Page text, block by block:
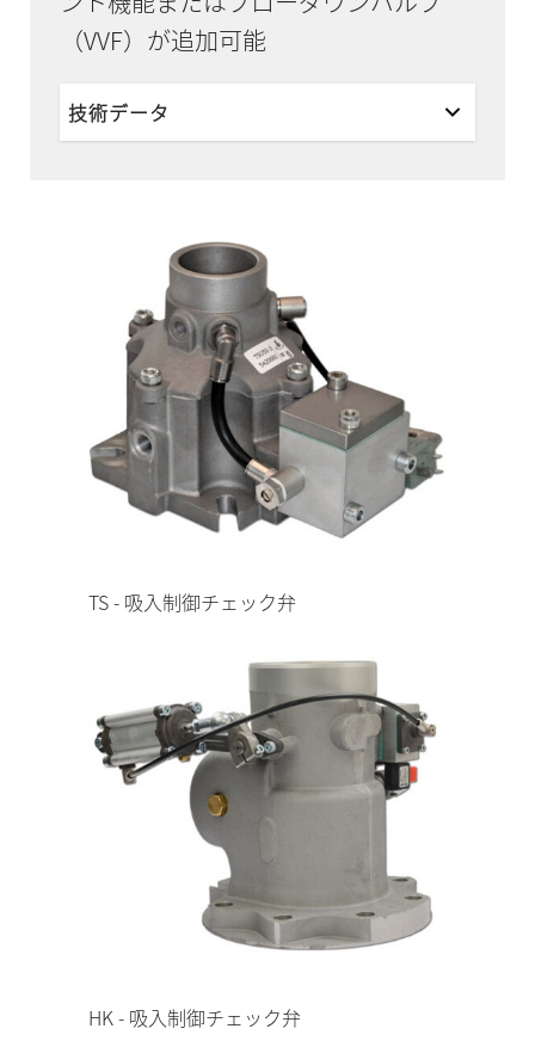
（VVF）が追加可能
技術データ
TS - 吸入制御チェック弁
HK - 吸入制御チェック弁